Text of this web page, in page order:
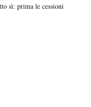
sì: prima le cessioni